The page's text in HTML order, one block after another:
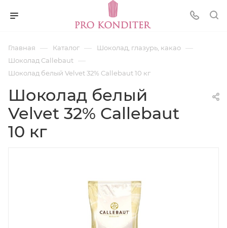
Главная — Каталог — Шоколад, глазурь, какао —
Шоколад Callebaut —
Шоколад белый Velvet 32% Callebaut 10 кг
Шоколад белый
Velvet 32% Callebaut
10 кг